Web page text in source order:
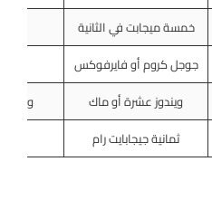
خمسة ميجابت في الثانية
جوجل كروم أو فايرفوكس
ويندوز عشرة أو ماك
ثمانية جيجابايت رام